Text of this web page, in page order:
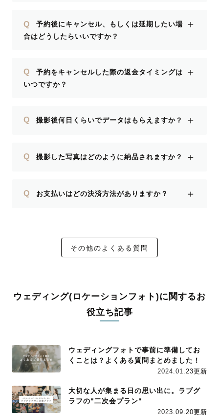
Q
予約後にキャンセル、もしくは延期したい場
合はどうしたらいいですか？
＋
Q
予約をキャンセルした際の返金タイミングは
いつですか？
＋
Q 撮影後何日くらいでデータはもらえますか？ ＋
Q 撮影した写真はどのように納品されますか？ ＋
Q お支払いはどの決済方法がありますか？ ＋
その他のよくある質問
ウェディング(ロケーションフォト)に関するお
役立ち記事
ウェディングフォトで事前に準備してお
くことは？よくある質問まとめました！
2024.01.23更新
大切な人が集まる日の思い出に。ラブグ
ラフの"二次会プラン"
2023.09.20更新